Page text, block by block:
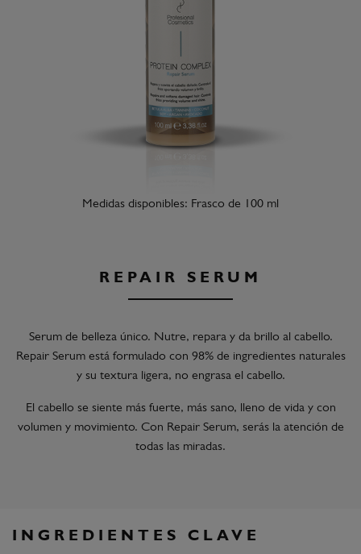
Medidas disponibles: Frasco de 100 ml
REPAIR SERUM
Serum de belleza único. Nutre, repara y da brillo al cabello.
Repair Serum está formulado con 98% de ingredientes naturales
y su textura ligera, no engrasa el cabello.
El cabello se siente más fuerte, más sano, lleno de vida y con
volumen y movimiento. Con Repair Serum, serás la atención de
todas las miradas.
INGREDIENTES CLAVE